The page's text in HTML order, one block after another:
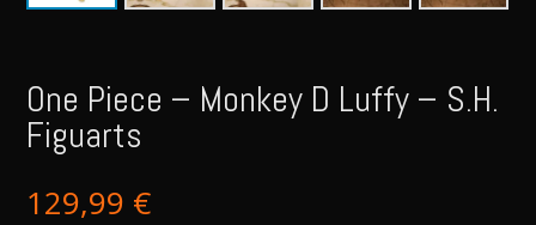
One Piece – Monkey D Luffy – S.H.
Figuarts
129,99 €